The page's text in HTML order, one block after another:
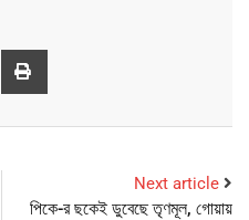
Next article
পিকে-র ছকেই ডুবেছে তৃণমূল, গোয়ায়